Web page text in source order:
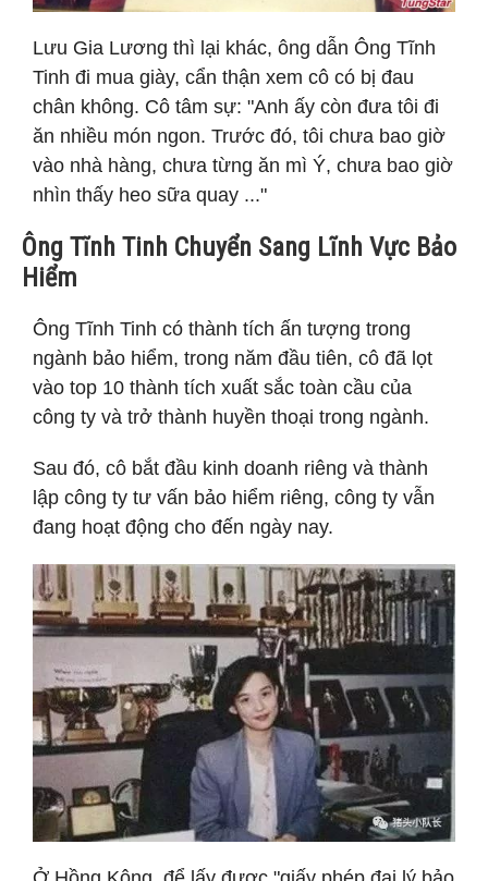
Lưu Gia Lương thì lại khác, ông dẫn Ông Tĩnh
Tinh đi mua giày, cẩn thận xem cô có bị đau
chân không. Cô tâm sự: "Anh ấy còn đưa tôi đi
ăn nhiều món ngon. Trước đó, tôi chưa bao giờ
vào nhà hàng, chưa từng ăn mì Ý, chưa bao giờ
nhìn thấy heo sữa quay ..."
Ông Tĩnh Tinh Chuyển Sang Lĩnh Vực Bảo
Hiểm
Ông Tĩnh Tinh có thành tích ấn tượng trong
ngành bảo hiểm, trong năm đầu tiên, cô đã lọt
vào top 10 thành tích xuất sắc toàn cầu của
công ty và trở thành huyền thoại trong ngành.
Sau đó, cô bắt đầu kinh doanh riêng và thành
lập công ty tư vấn bảo hiểm riêng, công ty vẫn
đang hoạt động cho đến ngày nay.